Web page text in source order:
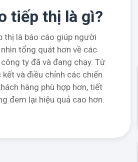
tiếp thị là gì?
thị là báo cáo giúp người
tổng quát hơn về các
ty đã và đang chạy. Từ
và điều chỉnh các chiến
hàng phù hợp hơn, tiết
đem lại hiệu quả cao hơn.